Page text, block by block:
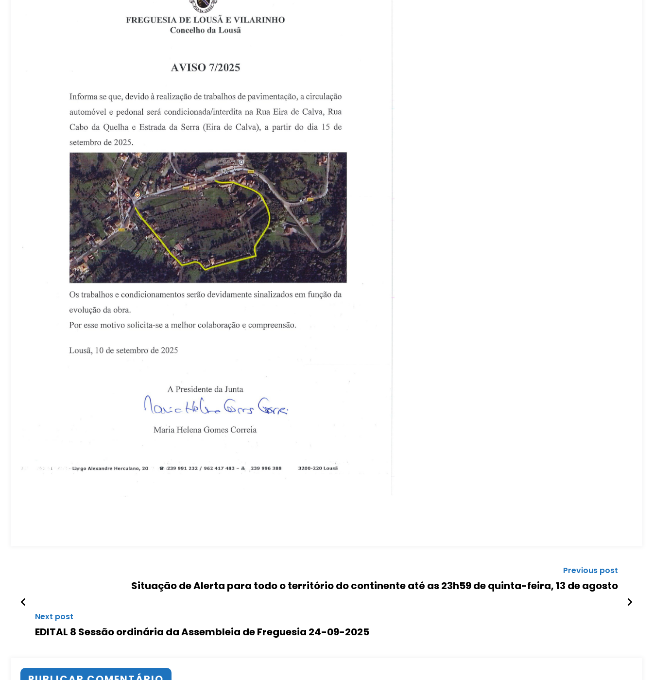
Previous post
Situação de Alerta para todo o território do continente até as 23h59 de quinta-feira, 13 de agosto
Next post
EDITAL 8 Sessão ordinária da Assembleia de Freguesia 24-09-2025